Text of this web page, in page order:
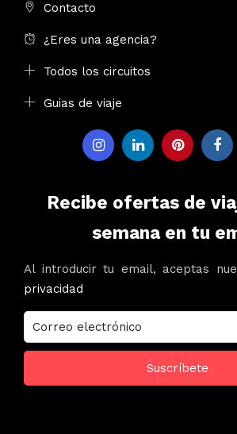
Contacto
¿Eres una agencia?
Todos los circuitos
Guias de viaje
Recibe ofertas de
semana en tu
Al introducir tu email, aceptas
privacidad